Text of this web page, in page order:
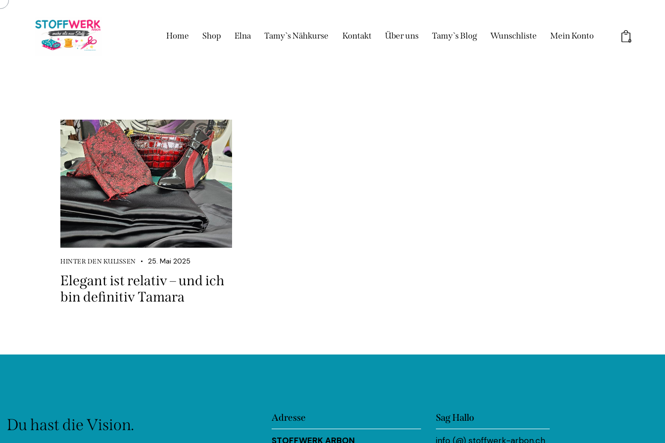
Home Shop Elna Tamy`s Nähkurse Kontakt Über uns Tamy`s Blog Wunschliste Mein Konto 0
HINTER DEN KULISSEN 25. Mai 2025
Elegant ist relativ – und ich
bin definitiv Tamara
Du hast die Vision.
Adresse
STOFFWERK ARBON
Sag Hallo
info (@) stoffwerk-arbon.ch